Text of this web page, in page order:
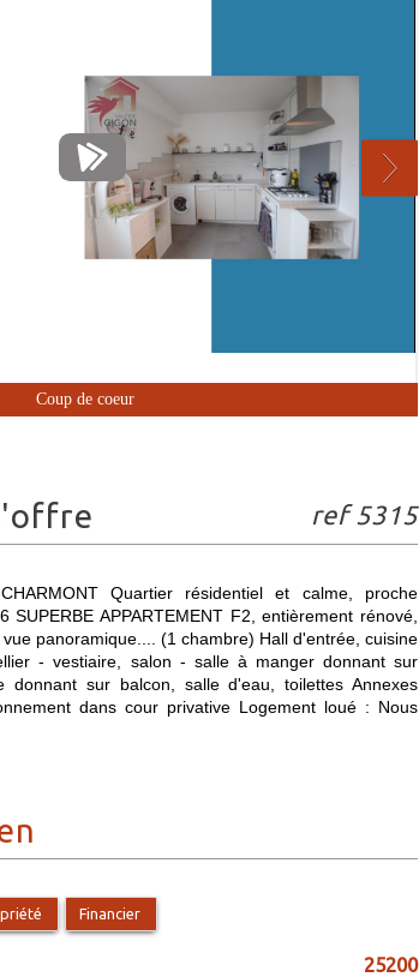
Coup de coeur
ref 5315
Quartier résidentiel et calme, proche
SUPERBE APPARTEMENT F2, entièrement rénové,
panoramique.... (1 chambre) Hall d'entrée, cuisine
- vestiaire, salon - salle à manger donnant sur
sur balcon, salle d'eau, toilettes Annexes
dans cour privative Logement loué : Nous
Financier
25200